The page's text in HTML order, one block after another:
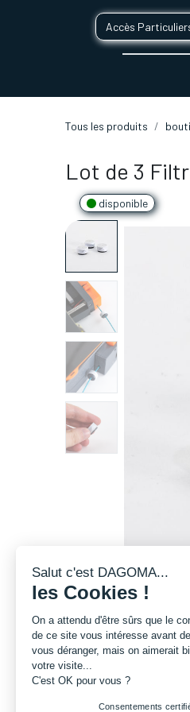
Accès
Tous les produits
Lot de 3
disponible
Salut c'est DAGOMA...
les Cookies !
On a attendu d'être sûrs que le
de ce site vous intéresse avant de
vous déranger, mais on aimerait
votre visite...
C'est OK pour vous ?
Consentements